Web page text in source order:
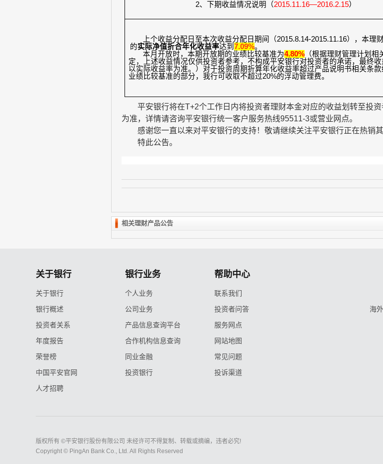
2、下期收益情况说明（2015.11.16—2016.2.15）
上个收益分配日至本次收益分配日期间（2015.8.14-2015.11.16），本理
的实际净值折合年化收益率达到7.09%。
本月开放时，本期开放期的业绩比较基准为4.80% （根据理财管理计划相
定，上述收益情况仅供投资者参考，不构成平安银行对投资者的承诺，最终收
以实际收益率为准。）对于投资周期折算年化收益率超过产品说明书相关条款
业绩比较基准的部分，我行可收取不超过20%的浮动管理费。
平安银行将在T+2个工作日内将投资者理财本金对应的收益划转至投
为准，详情请咨询平安银行统一客户服务热线95511-3或营业网点。
感谢您一直以来对平安银行的支持！敬请继续关注平安银行正在热销其
特此公告。
相关理财产品公告
关于银行
关于银行
银行概述
投资者关系
年度报告
荣誉榜
中国平安官网
人才招聘
银行业务
个人业务
公司业务
产品信息查询平台
合作机构信息查询
同业金融
投资银行
帮助中心
联系我们
投资者问答
服务网点
网站地图
常见问题
投诉渠道
海
版权所有 ©平安银行股份有限公司 未经许可不得复制、转载或摘编，违者必究!
Copyright © PingAn Bank Co., Ltd. All Rights Reserved